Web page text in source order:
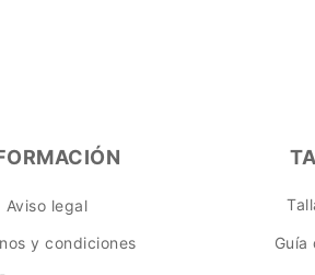
Aviso legal
y condiciones